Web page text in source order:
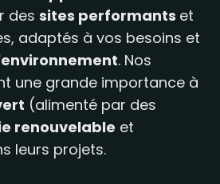
des sites performants et
adaptés à vos besoins et
. Nos
une grande importance à
(alimenté par des
renouvelable et
leurs projets.